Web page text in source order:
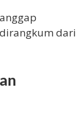
dari